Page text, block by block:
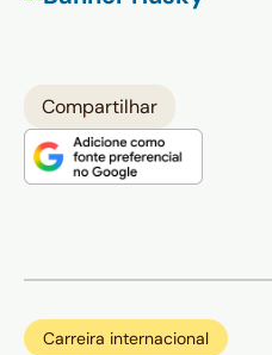
Compartilhar
Carreira internacional